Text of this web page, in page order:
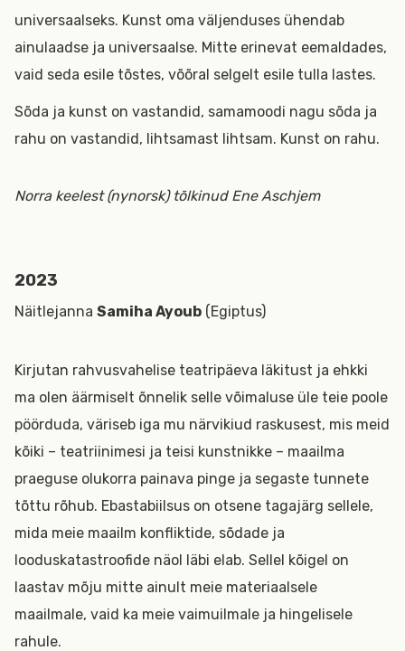
universaalseks. Kunst oma väljenduses ühendab
ainulaadse ja universaalse. Mitte erinevat eemaldades,
vaid seda esile tõstes, võõral selgelt esile tulla lastes.
Sõda ja kunst on vastandid, samamoodi nagu sõda ja
rahu on vastandid, lihtsamast lihtsam. Kunst on rahu.
Norra keelest (nynorsk) tõlkinud Ene Aschjem
2023
Näitlejanna Samiha Ayoub (Egiptus)
Kirjutan rahvusvahelise teatripäeva läkitust ja ehkki
ma olen äärmiselt õnnelik selle võimaluse üle teie poole
pöörduda, väriseb iga mu närvikiud raskusest, mis meid
kõiki – teatriinimesi ja teisi kunstnikke – maailma
praeguse olukorra painava pinge ja segaste tunnete
tõttu rõhub. Ebastabiilsus on otsene tagajärg sellele,
mida meie maailm konfliktide, sõdade ja
looduskatastroofide näol läbi elab. Sellel kõigel on
laastav mõju mitte ainult meie materiaalsele
maailmale, vaid ka meie vaimuilmale ja hingelisele
rahule.